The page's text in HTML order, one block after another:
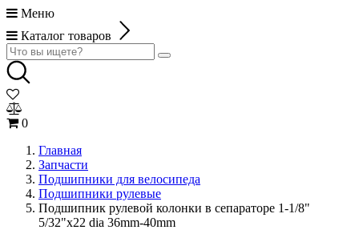
Меню
Каталог товаров
0
Главная
Запчасти
Подшипники для велосипеда
Подшипники рулевые
Подшипник рулевой колонки в сепараторе 1-1/8"
5/32"х22 dia 36mm-40mm